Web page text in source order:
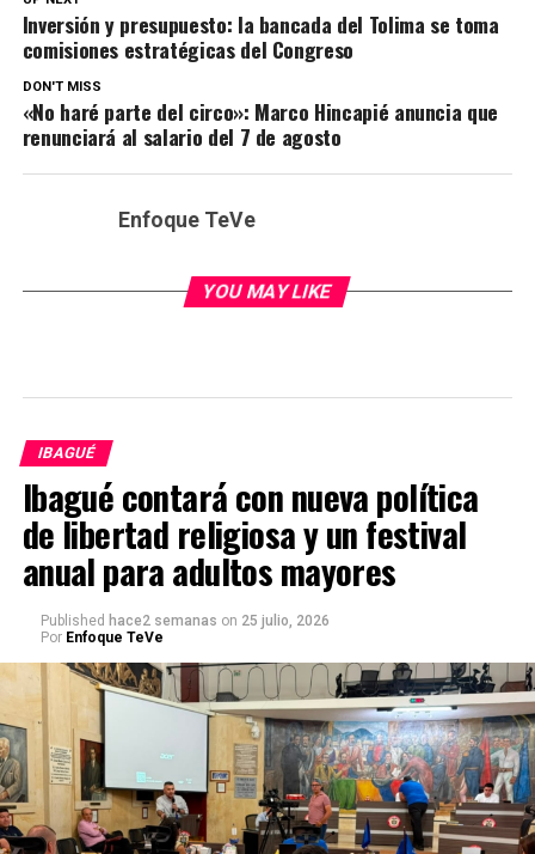
Inversión y presupuesto: la bancada del Tolima se toma
comisiones estratégicas del Congreso
DON'T MISS
«No haré parte del circo»: Marco Hincapié anuncia que
renunciará al salario del 7 de agosto
Enfoque TeVe
YOU MAY LIKE
IBAGUÉ
Ibagué contará con nueva política
de libertad religiosa y un festival
anual para adultos mayores
Published hace2 semanas on 25 julio, 2026
Por Enfoque TeVe